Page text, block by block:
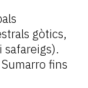
gòtics,
safareigs).
fins